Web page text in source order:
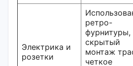
Электрика и
розетки
ретро-
фурнитуры,
скрытый
монтаж
четкое